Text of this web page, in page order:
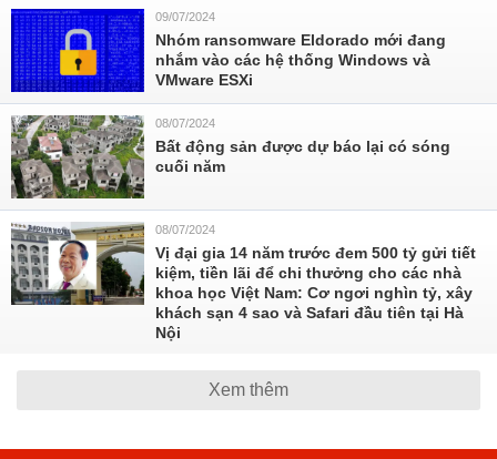
09/07/2024
Nhóm ransomware Eldorado mới đang
nhắm vào các hệ thống Windows và
VMware ESXi
08/07/2024
Bất động sản được dự báo lại có sóng
cuối năm
08/07/2024
Vị đại gia 14 năm trước đem 500 tỷ gửi tiết
kiệm, tiền lãi để chi thưởng cho các nhà
khoa học Việt Nam: Cơ ngơi nghìn tỷ, xây
khách sạn 4 sao và Safari đầu tiên tại Hà
Nội
Xem thêm